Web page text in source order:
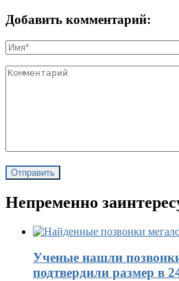
Добавить комментарий:
Непременно
Ученые нашли
подтвердили размер в